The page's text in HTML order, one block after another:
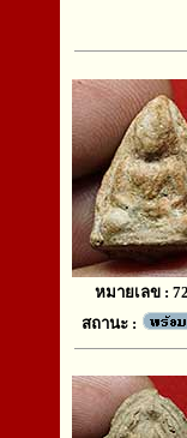
หมายเลข :
สถานะ :